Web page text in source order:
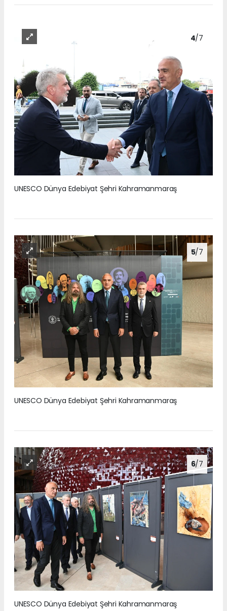
4/7
UNESCO Dünya Edebiyat Şehri Kahramanmaraş
5/7
UNESCO Dünya Edebiyat Şehri Kahramanmaraş
6/7
UNESCO Dünya Edebiyat Şehri Kahramanmaraş